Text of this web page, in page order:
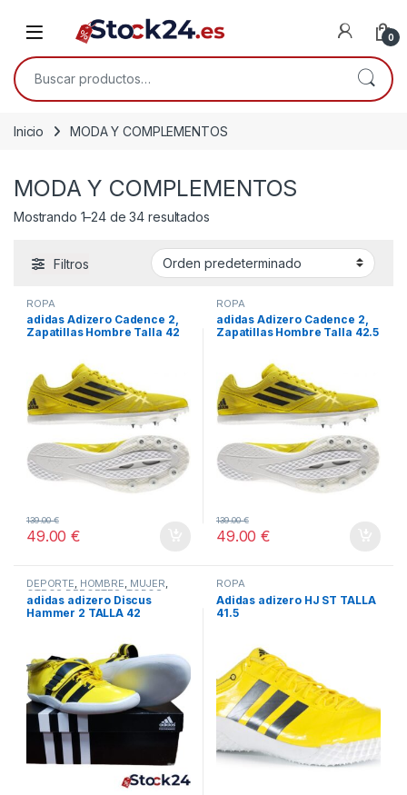
Open 0
Buscar por:
Inicio MODA Y COMPLEMENTOS
MODA Y COMPLEMENTOS
Mostrando 1–24 de 34 resultados
Filtros
ROPA
adidas Adizero Cadence 2,
Zapatillas Hombre Talla 42
49.00€
139.00€
ROPA
adidas Adizero Cadence 2,
Zapatillas Hombre Talla 42.5
49.00€
139.00€
DEPORTE, HOMBRE, MUJER,
OTROS DEPORTES ,TODOS
adidas adizero Discus
Hammer 2 TALLA 42
ROPA
Adidas adizero HJ ST TALLA
41.5